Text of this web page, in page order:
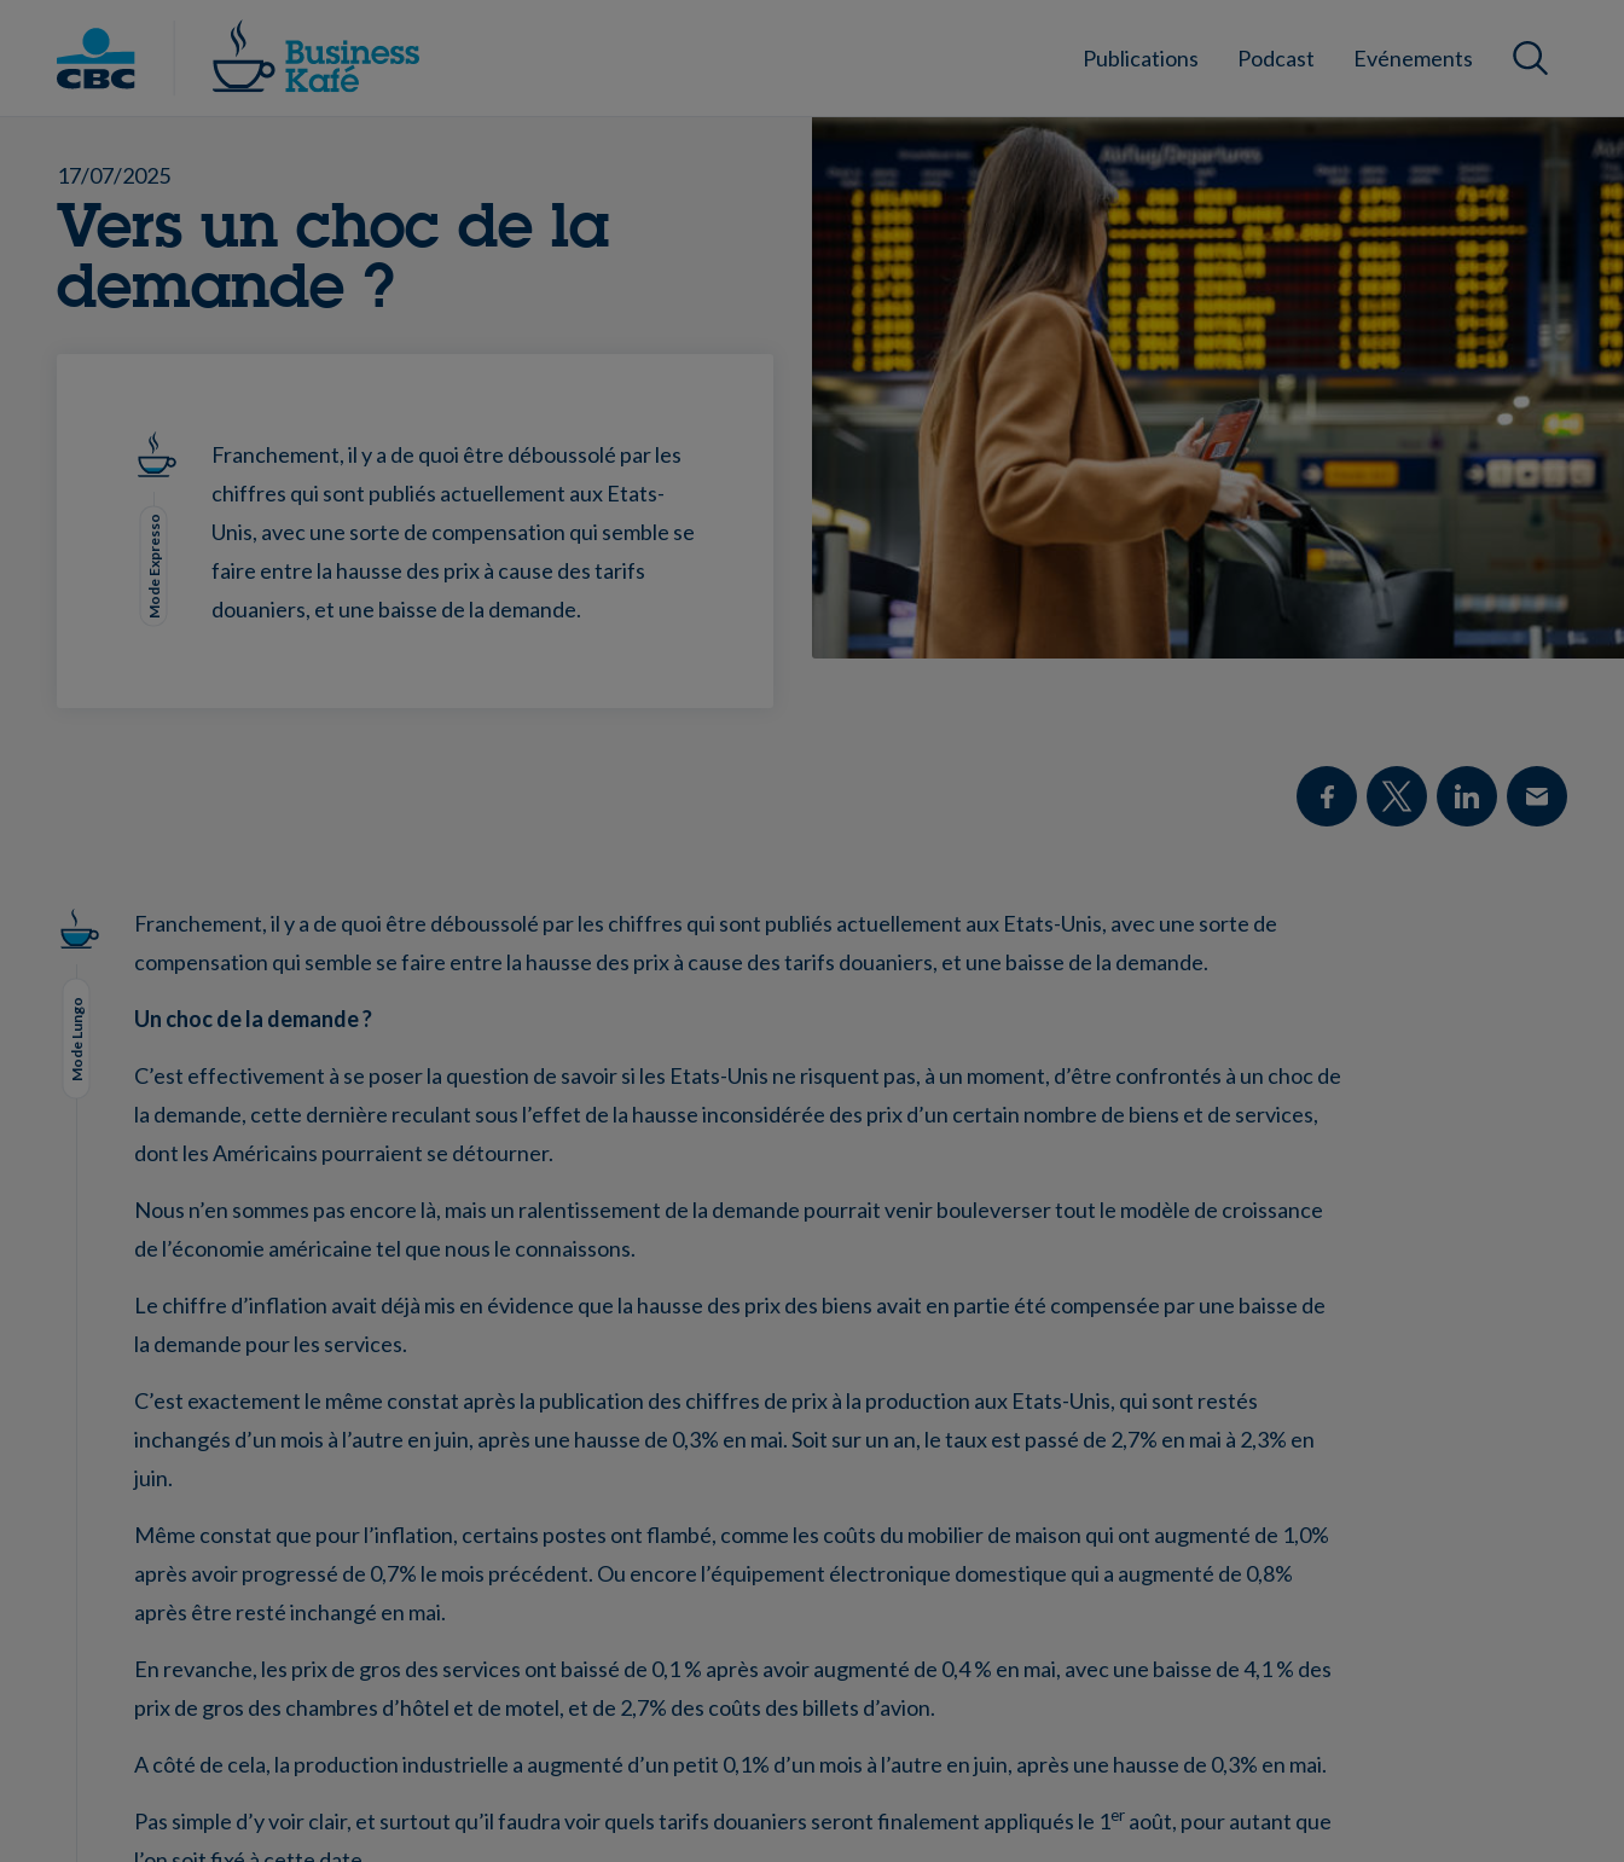
content
Publications Podcast Evénements
Chercher
17/07/2025
Vers un choc de la
demande ?
Mode Expresso
Franchement, il y a de quoi être déboussolé par les
chiffres qui sont publiés actuellement aux Etats-
Unis, avec une sorte de compensation qui semble se
faire entre la hausse des prix à cause des tarifs
douaniers, et une baisse de la demande.
Mode Lungo
Franchement, il y a de quoi être déboussolé par les chiffres qui sont publiés actuellement aux Etats-Unis, avec une sorte de
compensation qui semble se faire entre la hausse des prix à cause des tarifs douaniers, et une baisse de la demande.
Un choc de la demande ?
C’est effectivement à se poser la question de savoir si les Etats-Unis ne risquent pas, à un moment, d’être confrontés à un choc de
la demande, cette dernière reculant sous l’effet de la hausse inconsidérée des prix d’un certain nombre de biens et de services,
dont les Américains pourraient se détourner.
Nous n’en sommes pas encore là, mais un ralentissement de la demande pourrait venir bouleverser tout le modèle de croissance
de l’économie américaine tel que nous le connaissons.
Le chiffre d’inflation avait déjà mis en évidence que la hausse des prix des biens avait en partie été compensée par une baisse de
la demande pour les services.
C’est exactement le même constat après la publication des chiffres de prix à la production aux Etats-Unis, qui sont restés
inchangés d’un mois à l’autre en juin, après une hausse de 0,3% en mai. Soit sur un an, le taux est passé de 2,7% en mai à 2,3% en
juin.
Même constat que pour l’inflation, certains postes ont flambé, comme les coûts du mobilier de maison qui ont augmenté de 1,0%
après avoir progressé de 0,7% le mois précédent. Ou encore l’équipement électronique domestique qui a augmenté de 0,8%
après être resté inchangé en mai.
En revanche, les prix de gros des services ont baissé de 0,1 % après avoir augmenté de 0,4 % en mai, avec une baisse de 4,1 % des
prix de gros des chambres d’hôtel et de motel, et de 2,7% des coûts des billets d’avion.
A côté de cela, la production industrielle a augmenté d’un petit 0,1% d’un mois à l’autre en juin, après une hausse de 0,3% en mai.
Pas simple d’y voir clair, et surtout qu’il faudra voir quels tarifs douaniers seront finalement appliqués le 1er août, pour autant que